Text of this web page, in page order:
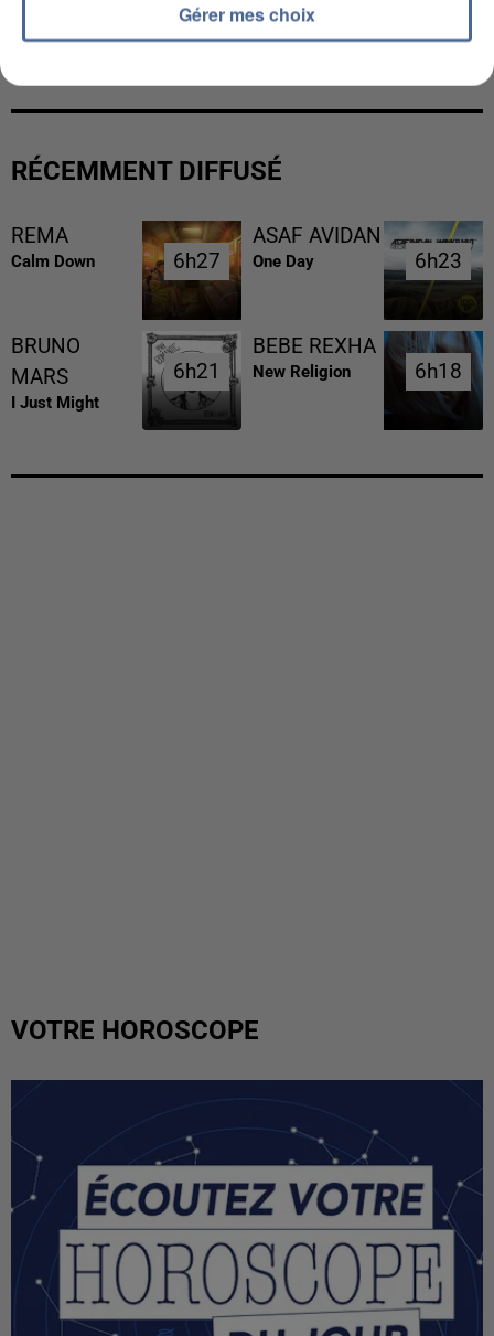
L’UN DES FONDATEURS SUPPOSÉS DE LA DZ
RÉCEMMENT DIFFUSÉ
REMA
Calm Down 6h27
6h27
ASAF AVIDAN
One Day 6h23
6h23
BRUNO
MARS
I Just Might
6h21
6h21
BEBE REXHA
New Religion 6h18
6h18
VOTRE HOROSCOPE
Gérer mes choix